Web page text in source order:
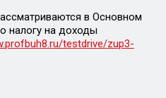
в Основном
налогу на доходы
testdrive/zup3-